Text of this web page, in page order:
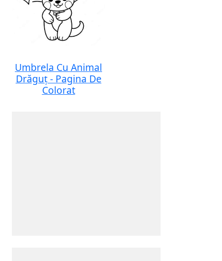
Umbrela Cu Animal
Drăguț - Pagina De
Colorat